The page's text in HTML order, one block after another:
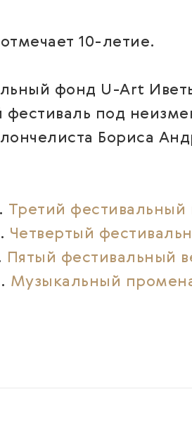
10-летие.
фонд U-Art
фестиваль под
Бориса
Третий фестивальный
Четвертый
Пятый фестивальный
Музыкальный